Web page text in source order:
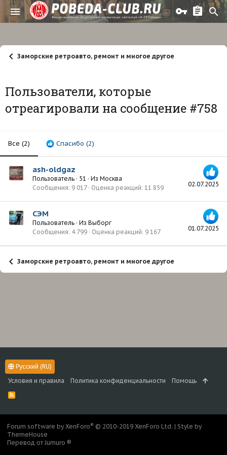
Заморские ретроавто, ремонт и многое другое
Пользователи, которые
отреагировали на сообщение #758
Все (2) Спасибо (2)
02.07.2025
ash-oldgaz
Пользователь · 51 · Из Москва
Сообщения 9 017 Оценка реакций 11 859
01.07.2025
СЭМ
Пользователь · Из Выборг
Сообщения 4 799 Оценка реакций 9 167
Заморские ретроавто, ремонт и многое другое
Русский (RU)
Условия и правила
Политика конфиденциальности Помощь
R
S
Forum software by XenForo® © 2010-2019 XenForo Ltd. | Style by
ThemeHouse
Перевод от Jumuro ®